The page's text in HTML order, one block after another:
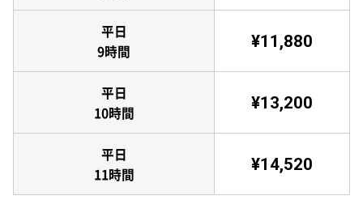
平日
9時間
¥11,880
平日
10時間
¥13,200
平日
11時間
¥14,520